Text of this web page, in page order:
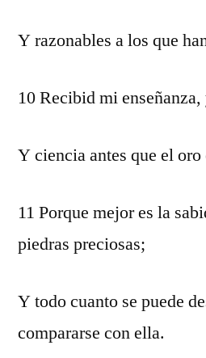
Y razonables a los que
10 Recibid mi
Y ciencia antes que el oro
11 Porque mejor es la
piedras preciosas;
Y todo cuanto se puede
compararse con ella.